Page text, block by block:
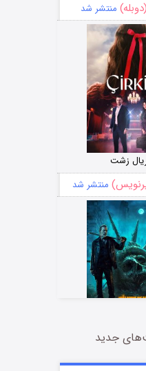
منتشر شد
زشت
منتشر شد
شهر مرده ۳
منتشر شد
جدید